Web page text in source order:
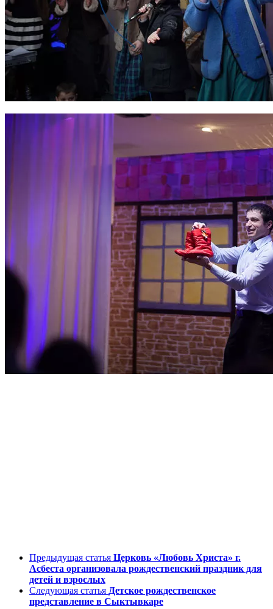
Предыдущая статья Церковь «Любовь Христа» г.
Асбеста организовала рождественский праздник для
детей и взрослых
Следующая статья Детское рождественское
представление в Сыктывкаре